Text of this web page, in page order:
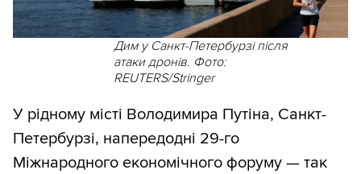
Дим у Санкт-Петербурзі після
атаки дронів. Фото:
REUTERS/Stringer
У рідному місті Володимира Путіна, Санкт-
Петербурзі, напередодні 29-го
Міжнародного економічного форуму — так